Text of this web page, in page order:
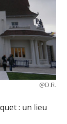
@D.R.
: un lieu